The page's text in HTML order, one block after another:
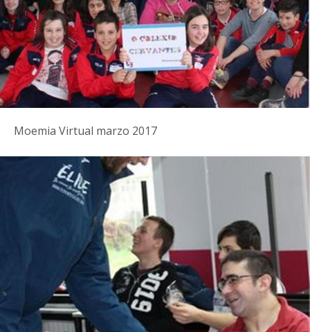
Moemia Virtual marzo 2017